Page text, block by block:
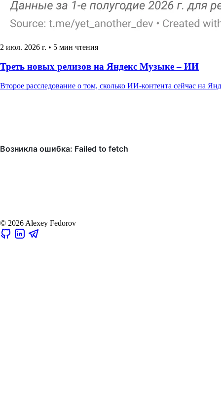
2 июл. 2026 г. • 5 мин чтения
Треть новых релизов на Яндекс Музыке – ИИ
Второе расследование о том, сколько ИИ-контента сейчас на
© 2026 Alexey Fedorov